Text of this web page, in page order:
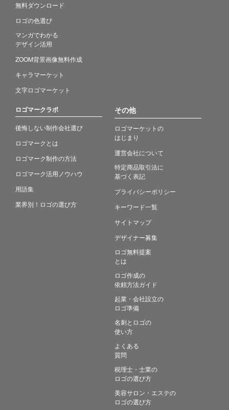
無料ダウンロード
ロゴの色選び
マンガでわかる
デザイン活用
ZOOM背景画像無料作成
キャラマーケット
文字ロゴマーケット
ロゴマークラボ
後悔しない制作会社選び
ロゴマークとは
ロゴマーク制作の方法
ロゴマーク活用ノウハウ
用語集
業界別！ロゴの選び方
その他
ロゴマーケットの
はじまり
運営会社について
特定商品取引法に
基づく表記
プライバシーポリシー
キーワード一覧
サイトマップ
デザイナー募集
ロゴ無料提案
とは
ロゴ作成の
依頼方法ガイド
起業・会社設立の
ロゴ準備
名刺とロゴの
使い方
よくある
質問
税理士・士業の
ロゴの選び方
美容サロン・エステの
ロゴの選び方